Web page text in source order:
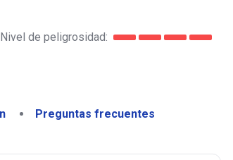
Nivel de peligrosidad:
Preguntas frecuentes